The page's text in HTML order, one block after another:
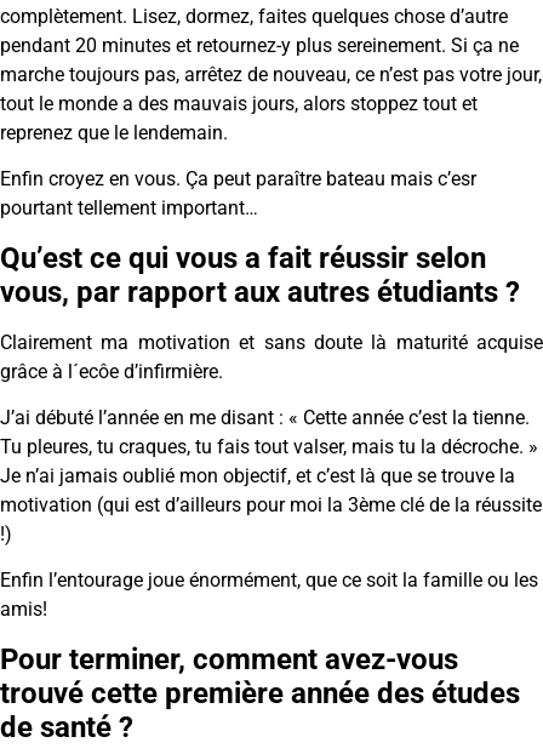
complètement. Lisez, dormez, faites quelques chose d’autre
pendant 20 minutes et retournez-y plus sereinement. Si ça ne
marche toujours pas, arrêtez de nouveau, ce n’est pas votre jour,
tout le monde a des mauvais jours, alors stoppez tout et
reprenez que le lendemain.
Enfin croyez en vous. Ça peut paraître bateau mais c’esr
pourtant tellement important…
Qu’est ce qui vous a fait réussir selon
vous, par rapport aux autres étudiants ?
Clairement ma motivation et sans doute là maturité acquise
grâce à l´ecôe d’infirmière.
J’ai débuté l’année en me disant : « Cette année c’est la tienne.
Tu pleures, tu craques, tu fais tout valser, mais tu la décroche. »
Je n’ai jamais oublié mon objectif, et c’est là que se trouve la
motivation (qui est d’ailleurs pour moi la 3ème clé de la réussite
!)
Enfin l’entourage joue énormément, que ce soit la famille ou les
amis!
Pour terminer, comment avez-vous
trouvé cette première année des études
de santé ?